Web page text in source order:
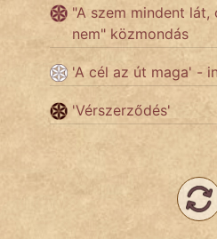
Népszerű szerzőink:
cinege
fantom
"A szem mindent lát,
nem" közmondás
'A cél az út maga' -
'Vérszerződés'